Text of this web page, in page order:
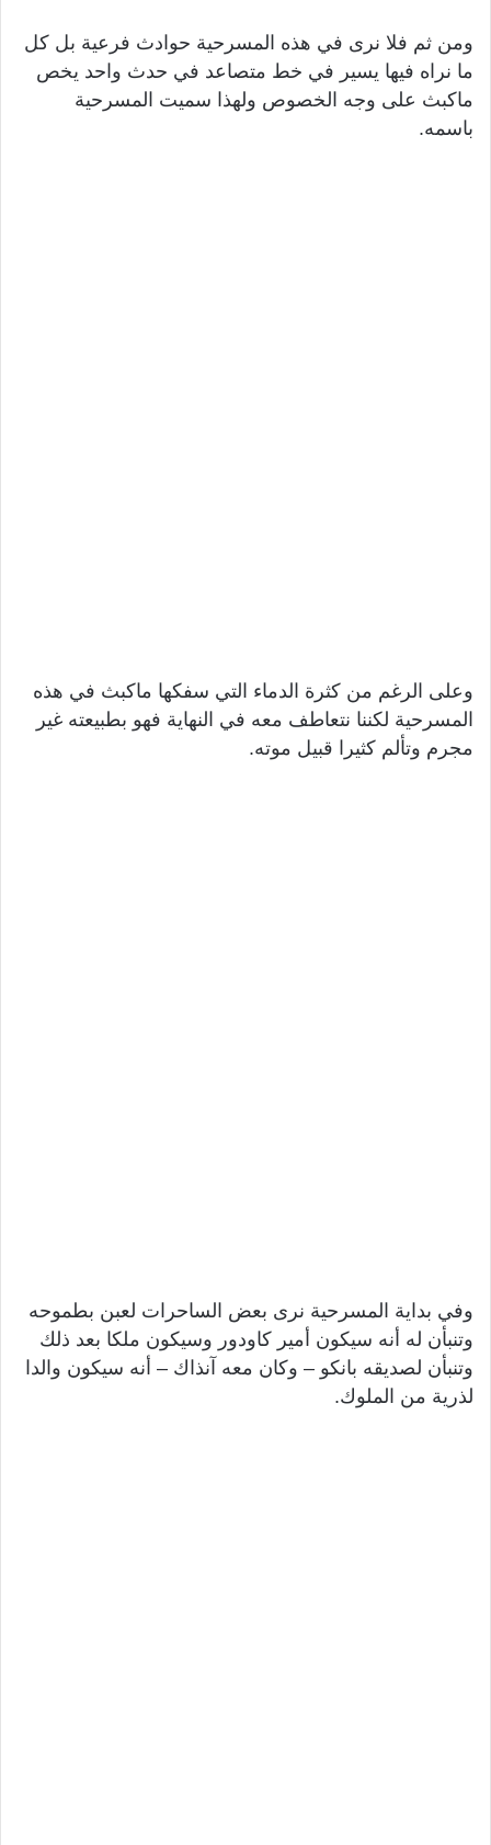
ومن ثم فلا نرى في هذه المسرحية حوادث فرعية بل كل
ما نراه فيها يسير في خط متصاعد في حدث واحد يخص
ماكبث على وجه الخصوص ولهذا سميت المسرحية
باسمه.
وعلى الرغم من كثرة الدماء التي سفكها ماكبث في هذه
المسرحية لكننا نتعاطف معه في النهاية فهو بطبيعته غير
مجرم وتألم كثيرا قبيل موته.
وفي بداية المسرحية نرى بعض الساحرات لعبن بطموحه
وتنبأن له أنه سيكون أمير كاودور وسيكون ملكا بعد ذلك
وتنبأن لصديقه بانكو – وكان معه آنذاك – أنه سيكون والدا
لذرية من الملوك.